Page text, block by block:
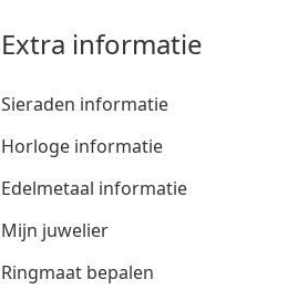
Extra informatie
Sieraden informatie
Horloge informatie
Edelmetaal informatie
Mijn juwelier
Ringmaat bepalen